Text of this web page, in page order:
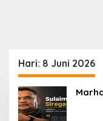
Hari: 8 Juni 2026